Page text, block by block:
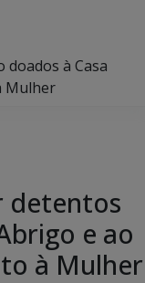
à Casa
Mulher
detentos
e ao
à Mulher